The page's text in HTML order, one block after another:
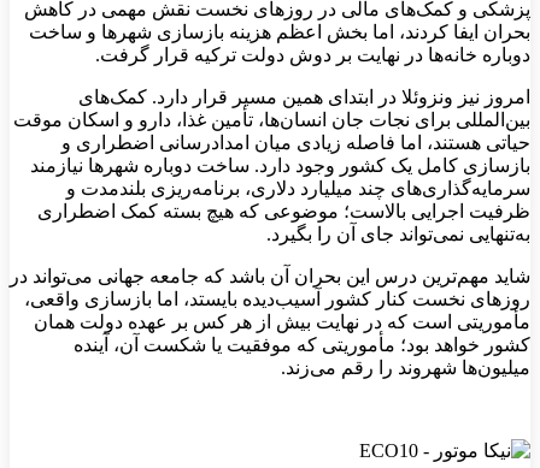
پزشکی و کمک‌های مالی در روزهای نخست نقش مهمی در کاهش
بحران ایفا کردند، اما بخش اعظم هزینه بازسازی شهرها و ساخت
دوباره خانه‌ها در نهایت بر دوش دولت ترکیه قرار گرفت.
امروز نیز ونزوئلا در ابتدای همین مسیر قرار دارد. کمک‌های
بین‌المللی برای نجات جان انسان‌ها، تأمین غذا، دارو و اسکان موقت
حیاتی هستند، اما فاصله زیادی میان امدادرسانی اضطراری و
بازسازی کامل یک کشور وجود دارد. ساخت دوباره شهرها نیازمند
سرمایه‌گذاری‌های چند میلیارد دلاری، برنامه‌ریزی بلندمدت و
ظرفیت اجرایی بالاست؛ موضوعی که هیچ بسته کمک اضطراری
به‌تنهایی نمی‌تواند جای آن را بگیرد.
شاید مهم‌ترین درس این بحران آن باشد که جامعه جهانی می‌تواند در
روزهای نخست کنار کشور آسیب‌دیده بایستد، اما بازسازی واقعی،
مأموریتی است که در نهایت بیش از هر کس بر عهده دولت همان
کشور خواهد بود؛ مأموریتی که موفقیت یا شکست آن، آینده
میلیون‌ها شهروند را رقم می‌زند.